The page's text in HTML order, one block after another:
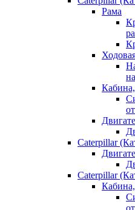
Рама
Caterpillar
Caterpillar